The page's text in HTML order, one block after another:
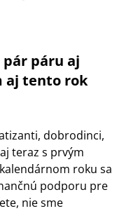
pár páru aj
aj tento rok
dobrodinci,
teraz s prvým
roku sa
podporu pre
nie sme